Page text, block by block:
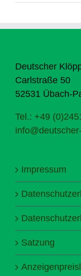
Deutscher
Carlstraße 50
52531 Übach-
Tel.: +49
Impressum
Satzung